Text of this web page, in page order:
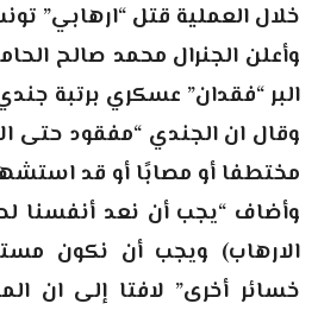
خلال العملية قتل “ارهابي”
وأعلن الجنرال محمد صالح
البر “فقدان” عسكري برتبة
مختطفا أو مصابًا أو قد
وأضاف “يجب أن نعد أنفسنا
الارهاب) ويجب أن نكون
خسائر أخرى” لافتا إلى ان